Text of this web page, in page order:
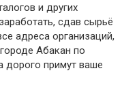
и других
сдав сырьё
адреса организаций,
Абакан по
примут ваше